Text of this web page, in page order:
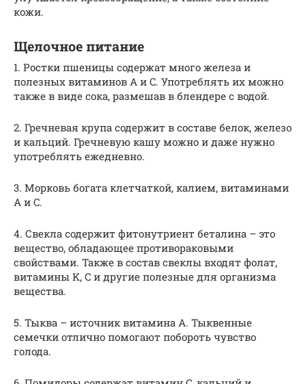
кожи.
Щелочное питание
1. Ростки пшеницы содержат много железа и
полезных витаминов A и C. Употреблять их можно
также в виде сока, размешав в блендере с водой.
2. Гречневая крупа содержит в составе белок, железо
и кальций. Гречневую кашу можно и даже нужно
употреблять ежедневно.
3. Морковь богата клетчаткой, калием, витаминами
A и C.
4. Свекла содержит фитонутриент беталина – это
вещество, обладающее противораковыми
свойствами. Также в состав свеклы входят фолат,
витамины K, C и другие полезные для организма
вещества.
5. Тыква – источник витамина A. Тыквенные
семечки отлично помогают побороть чувство
голода.